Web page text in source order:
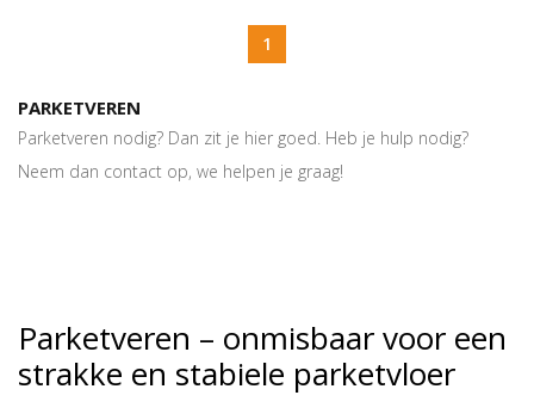
1
PARKETVEREN
Parketveren nodig? Dan zit je hier goed. Heb je hulp nodig?
Neem dan contact op, we helpen je graag!
Parketveren – onmisbaar voor een
strakke en stabiele parketvloer